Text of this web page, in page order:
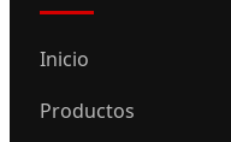
Inicio
Productos